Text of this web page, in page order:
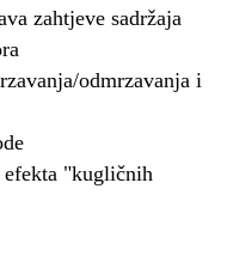
zahtjeve sadržaja
odmrzavanja i
efekta "kugličnih